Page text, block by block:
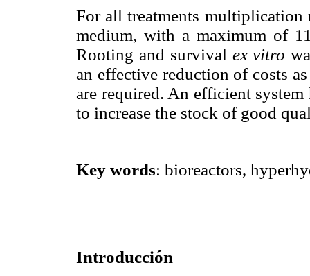
For all treatments
medium, with a maximum of
Rooting and survival ex vitro
an effective reduction of costs
are required. An efficient
to increase the stock of good
Key words: bioreactors,
Introducción